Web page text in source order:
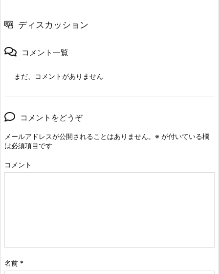
ディスカッション
コメント一覧
まだ、コメントがありません
コメントをどうぞ
メールアドレスが公開されることはありません。 ※ が付いている欄
は必須項目です
コメント
名前 *